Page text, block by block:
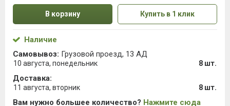
В корзину Купить в 1 клик
Наличие
Самовывоз: Грузовой проезд, 13 АД
10 августа, понедельник 8 шт.
Доставка:
11 августа, вторник 8 шт.
Вам нужно большее количество? Нажмите сюда